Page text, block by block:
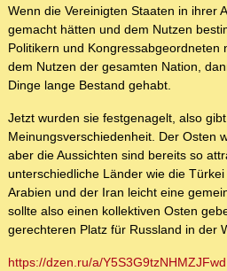
Wenn die Vereinigten Staaten in ihrer
gemacht hätten und dem Nutzen
Politikern und Kongressabgeordneten
dem Nutzen der gesamten Nation,
Dinge lange Bestand gehabt.
Jetzt wurden sie festgenagelt, also
Meinungsverschiedenheit. Der Osten
aber die Aussichten sind bereits so
unterschiedliche Länder wie die
Arabien und der Iran leicht eine
sollte also einen kollektiven Osten
gerechteren Platz für Russland in der
https://dzen.ru/a/Y5S3G9tzNHMZJFwd